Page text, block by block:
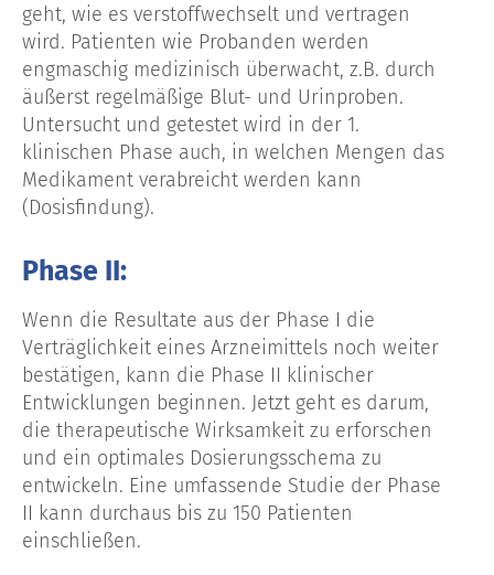
geht, wie es verstoffwechselt und vertragen
wird. Patienten wie Probanden werden
engmaschig medizinisch überwacht, z.B. durch
äußerst regelmäßige Blut- und Urinproben.
Untersucht und getestet wird in der 1.
klinischen Phase auch, in welchen Mengen das
Medikament verabreicht werden kann
(Dosisfindung).
Phase II:
Wenn die Resultate aus der Phase I die
Verträglichkeit eines Arzneimittels noch weiter
bestätigen, kann die Phase II klinischer
Entwicklungen beginnen. Jetzt geht es darum,
die therapeutische Wirksamkeit zu erforschen
und ein optimales Dosierungsschema zu
entwickeln. Eine umfassende Studie der Phase
II kann durchaus bis zu 150 Patienten
einschließen.